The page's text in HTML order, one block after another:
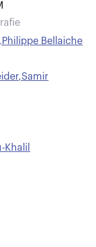
,Philippe Bellaiche
,Samir
Khalil